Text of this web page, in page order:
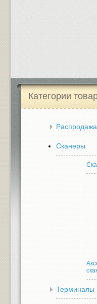
Категории
Распродажа
Сканеры
Терминалы